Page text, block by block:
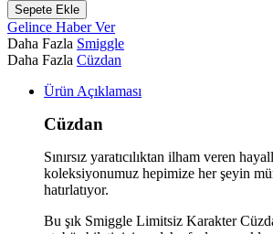
Sepete Ekle
Gelince Haber Ver
Daha Fazla Smiggle
Daha Fazla Cüzdan
Ürün Açıklaması
Cüzdan
Sınırsız yaratıcılıktan ilham veren
koleksiyonumuz hepimize her şeyin
hatırlatıyor.
Bu şık Smiggle Limitsiz Karakter